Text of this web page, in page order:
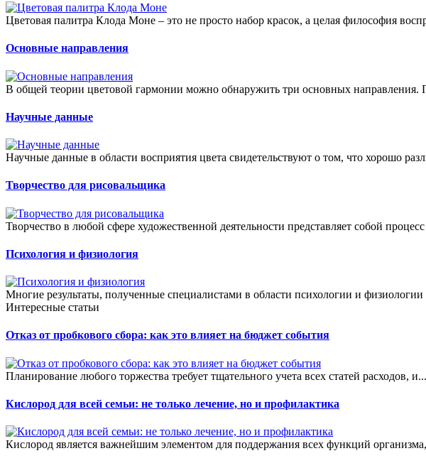
Цветовая палитра Клода Моне – это не просто набор красок, а целая философия
Основные направления
В общей теории цветовой гармонии можно обнаружить три основных направления.
Научные данные
Научные данные в области восприятия цвета свидетельствуют о том, что хорошо
Творчество для рисовальщика
Творчество в любой сфере художественной деятельности представляет собой
Психология и физиология
Многие результаты, полученные специалистами в области психологии и
Интересные статьи
Отказ от пробкового сбора: как это влияет на бюджет события
Планирование любого торжества требует тщательного учета всех статей расходов, и...
Кислород для всей семьи: не только лечение, но и профилактика
Кислород является важнейшим элементом для поддержания всех функций